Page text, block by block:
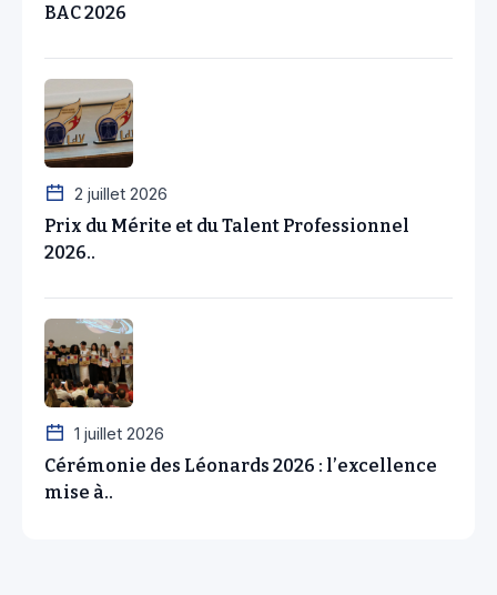
BAC 2026
2 juillet 2026
Prix du Mérite et du Talent Professionnel
2026..
1 juillet 2026
Cérémonie des Léonards 2026 : l’excellence
mise à..